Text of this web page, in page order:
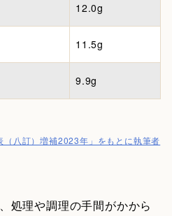
12.0g
11.5g
9.9g
八訂）増補2023年」をもとに執筆者
処理や調理の手間がかから